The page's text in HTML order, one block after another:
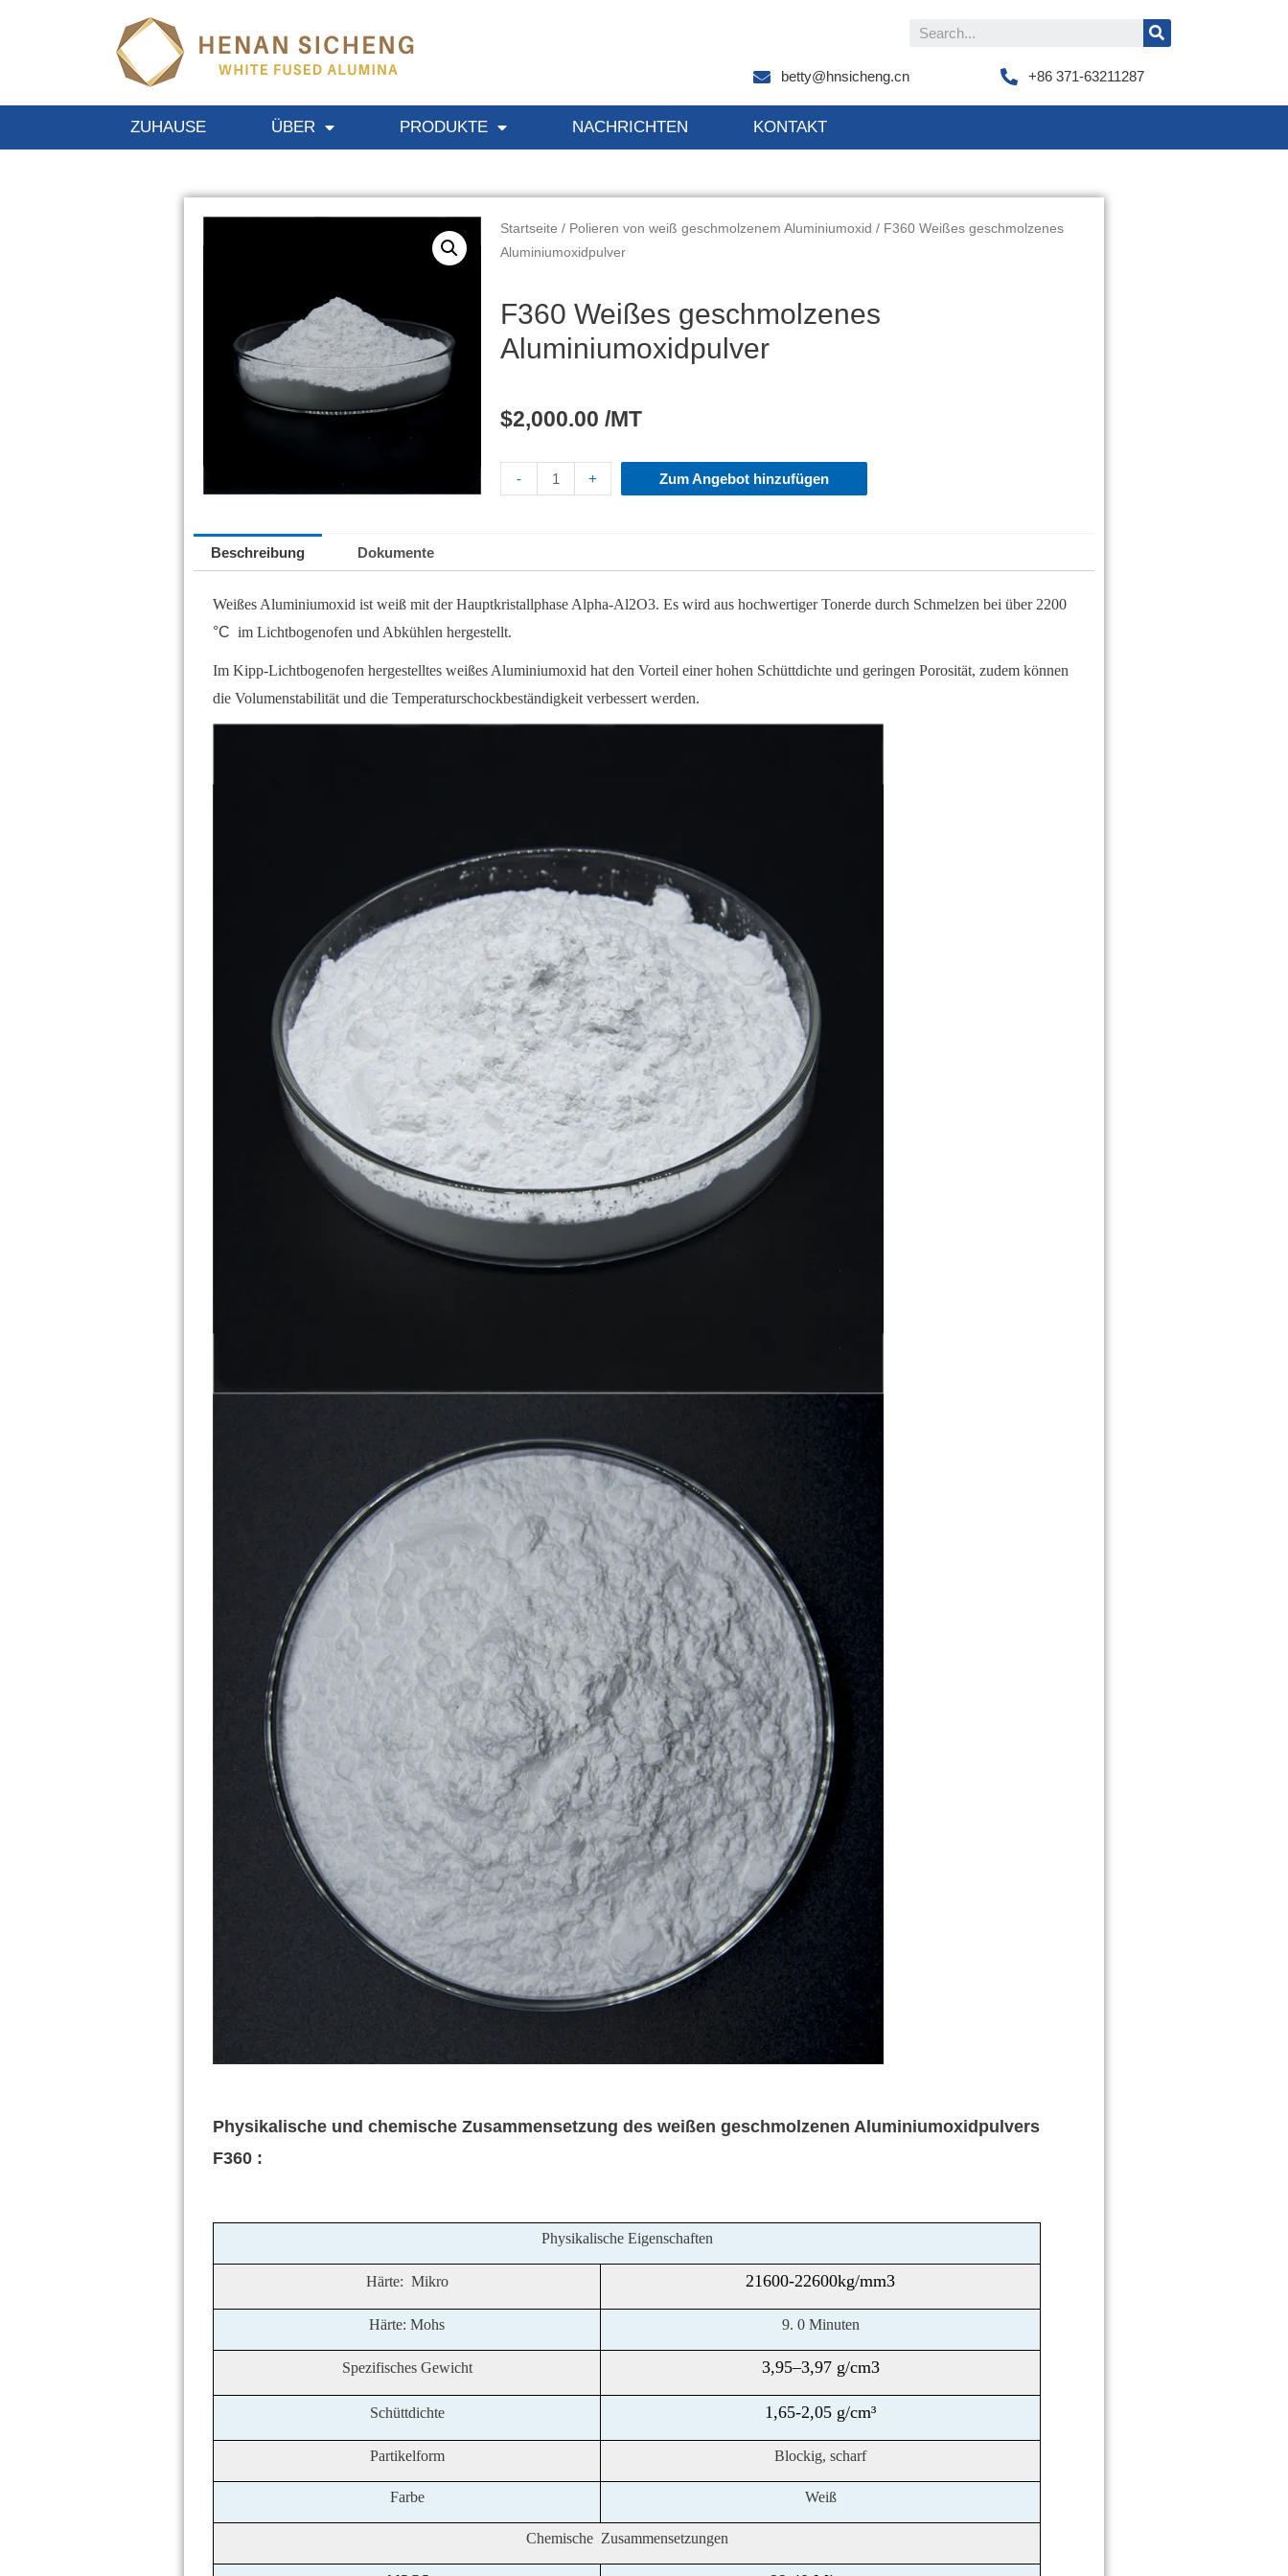
betty@hnsicheng.cn +86 371-63211287
ZUHAUSE ÜBER PRODUKTE NACHRICHTEN KONTAKT
Startseite / Polieren von weiß geschmolzenem Aluminiumoxid / F360 Weißes geschmolzenes
Aluminiumoxidpulver
F360 Weißes geschmolzenes
Aluminiumoxidpulver
$2,000.00 /MT
- + Zum Angebot hinzufügen
Beschreibung Dokumente
Weißes Aluminiumoxid ist weiß mit der Hauptkristallphase Alpha-Al2O3. Es wird aus hochwertiger Tonerde durch Schmelzen bei über 2200
°C im Lichtbogenofen und Abkühlen hergestellt.
Im Kipp-Lichtbogenofen hergestelltes weißes Aluminiumoxid hat den Vorteil einer hohen Schüttdichte und geringen Porosität, zudem können
die Volumenstabilität und die Temperaturschockbeständigkeit verbessert werden.
Physikalische und chemische Zusammensetzung des weißen geschmolzenen Aluminiumoxidpulvers
F360 :
Physikalische Eigenschaften
Härte: Mikro 21600-22600kg/mm3
Härte: Mohs 9. 0 Minuten
Spezifisches Gewicht 3,95–3,97 g/cm3
Schüttdichte 1,65-2,05 g/cm³
Partikelform Blockig, scharf
Farbe Weiß
Chemische Zusammensetzungen